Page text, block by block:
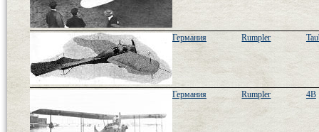
Германия Rumpler
Германия Rumpler 4B